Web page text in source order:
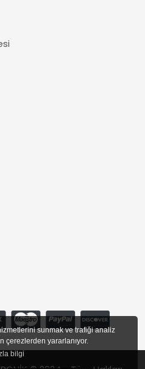
sunmak ve trafiği analiz
çerezlerden yararlanıyor.
bilgi